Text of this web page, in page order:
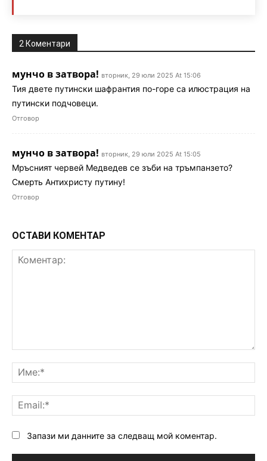
2 Коментари
мунчо в затвора! вторник, 29 юли 2025 At 15:06
Тия двете путински шафрантия по-горе са илюстрация на
путински подчовеци.
Отговор
мунчо в затвора! вторник, 29 юли 2025 At 15:05
Мръсният червей Медведев се зъби на тръмпанзето?
Смерть Антихристу путину!
Отговор
ОСТАВИ КОМЕНТАР
Запази ми данните за следващ мой коментар.